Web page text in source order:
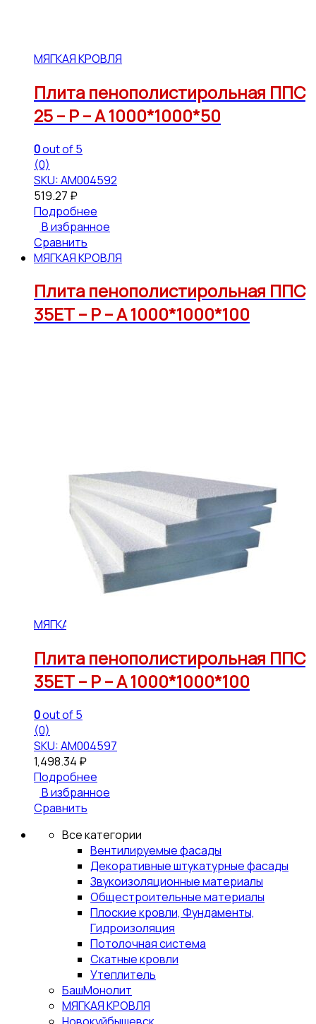
МЯГКАЯ КРОВЛЯ
Плита пенополистирольная ППС
25 – Р – А 1000*1000*50
0out of 5
(0)
SKU: АМ004592
519.27 ₽
Подробнее
В избранное
Сравнить
МЯГКАЯ КРОВЛЯ
Плита пенополистирольная ППС
35ЕТ – Р – А 1000*1000*100
МЯГКАЯ КРОВЛЯ
Плита пенополистирольная ППС
35ЕТ – Р – А 1000*1000*100
0out of 5
(0)
SKU: АМ004597
1,498.34 ₽
Подробнее
В избранное
Сравнить
Все категории
Вентилируемые фасады
Декоративные штукатурные фасады
Звукоизоляционные материалы
Общестроительные материалы
Плоские кровли, Фундаменты,
Гидроизоляция
Потолочная система
Скатные кровли
Утеплитель
БашМонолит
МЯГКАЯ КРОВЛЯ